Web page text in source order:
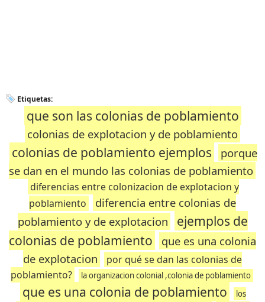
Etiquetas:
que son las colonias de poblamiento
colonias de explotacion y de poblamiento
colonias de poblamiento ejemplos
porque
se dan en el mundo las colonias de poblamiento
diferencias entre colonizacion de explotacion y
poblamiento
diferencia entre colonias de
poblamiento y de explotacion
ejemplos de
colonias de poblamiento
que es una colonia
de explotacion
por qué se dan las colonias de
poblamiento?
la organizacion colonial ,colonia de poblamiento
que es una colonia de poblamiento
los